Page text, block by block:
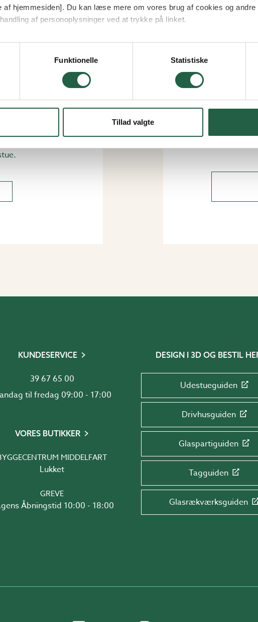
af hjemmesiden]. Du kan læse mere om vores brug af cookies og andre
af personoplysninger ved at trykke på linket.
hvordan Google behandler personlige oplysninger
Funktionelle Statistiske
Tillad valgte
bedste
Alt hvad
KUNDESERVICE
39 67 65 00
Mandag til fredag 09:00 - 17:00
VORES BUTIKKER
MIDDELFART
Lukket
GREVE
Åbningstid 10:00 - 18:00
DESIGN I 3D OG BESTIL
Udestueguiden
Drivhusguiden
Glaspartiguiden
Tagguiden
Glasrækværksguiden